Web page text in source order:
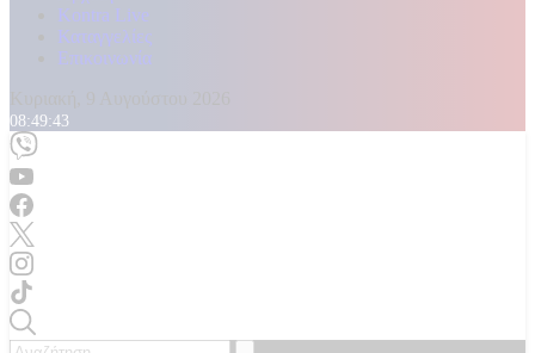
Kontra Live
Καταγγελίες
Επικοινωνία
08:49:45